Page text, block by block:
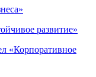
развитие»
«Корпоративное